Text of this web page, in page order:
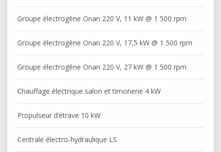
Groupe électrogène Onan 220 V, 11 kW @ 1 500 rpm
Groupe électrogène Onan 220 V, 17,5 kW @ 1 500 rpm
Groupe électrogène Onan 220 V, 27 kW @ 1 500 rpm
Chauffage électrique salon et timonerie 4 kW
Propulseur d’étrave 10 kW
Centrale électro-hydraulique LS